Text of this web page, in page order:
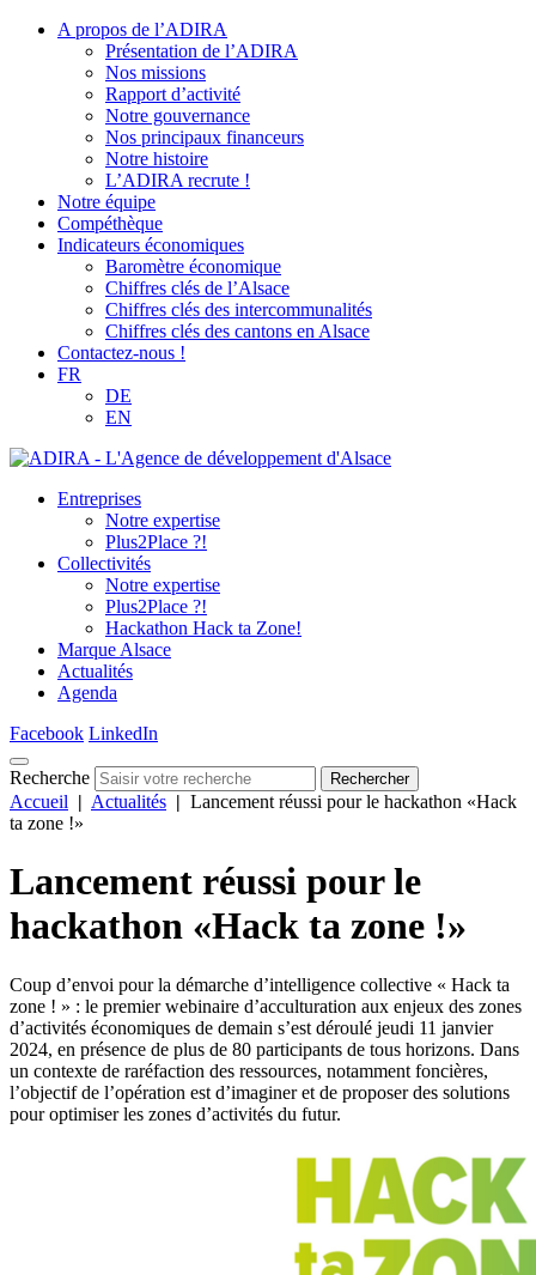
A propos de l’ADIRA
Présentation de l’ADIRA
Nos missions
Rapport d’activité
Notre gouvernance
Nos principaux financeurs
Notre histoire
L’ADIRA recrute !
Notre équipe
Compéthèque
Indicateurs économiques
Baromètre économique
Chiffres clés de l’Alsace
Chiffres clés des intercommunalités
Chiffres clés des cantons en Alsace
Contactez-nous !
FR
DE
EN
Entreprises
Notre expertise
Plus2Place ?!
Collectivités
Notre expertise
Plus2Place ?!
Hackathon Hack ta Zone!
Marque Alsace
Actualités
Agenda
Facebook LinkedIn
Recherche Rechercher
Accueil | Actualités | Lancement réussi pour le hackathon «Hack
ta zone !»
Lancement réussi pour le
hackathon «Hack ta zone !»
Coup d’envoi pour la démarche d’intelligence collective « Hack ta
zone ! » : le premier webinaire d’acculturation aux enjeux des zones
d’activités économiques de demain s’est déroulé jeudi 11 janvier
2024, en présence de plus de 80 participants de tous horizons. Dans
un contexte de raréfaction des ressources, notamment foncières,
l’objectif de l’opération est d’imaginer et de proposer des solutions
pour optimiser les zones d’activités du futur.